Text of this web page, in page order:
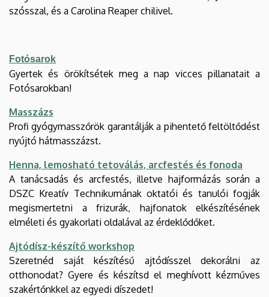
szósszal, és a Carolina Reaper chilivel.
Fotósarok
Gyertek és örökítsétek meg a nap vicces pillanatait a
Fotósarokban!
Masszázs
Profi gyógymasszőrök garantálják a pihentető feltöltődést
nyújtó hátmasszázst.
Henna, lemosható tetoválás, arcfestés és fonoda
A tanácsadás és arcfestés, illetve hajformázás során a
DSZC Kreatív Technikumának oktatói és tanulói fogják
megismertetni a frizurák, hajfonatok elkészítésének
elméleti és gyakorlati oldalával az érdeklődőket.
Ajtódísz-készítő workshop
Szeretnéd saját készítésű ajtódísszel dekorálni az
otthonodat? Gyere és készítsd el meghívott kézműves
szakértőnkkel az egyedi díszedet!